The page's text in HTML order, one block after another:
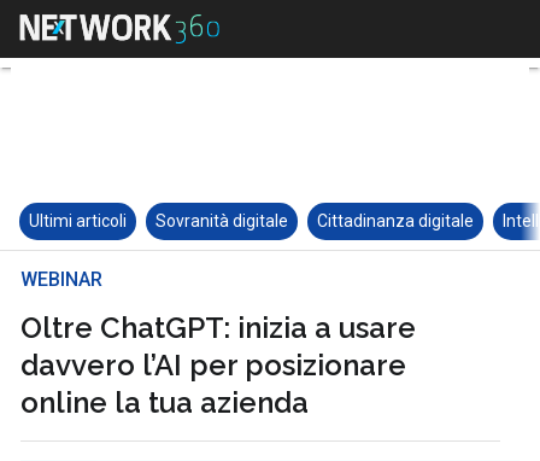
Ultimi articoli Sovranità digitale Cittadinanza digitale
WEBINAR
Oltre ChatGPT: inizia a usare
davvero l’AI per posizionare
online la tua azienda